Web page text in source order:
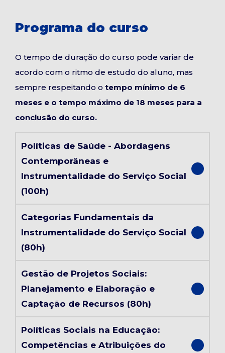
Programa do curso
O tempo de duração do curso pode variar de
acordo com o ritmo de estudo do aluno, mas
sempre respeitando o tempo mínimo de 6
meses e o tempo máximo de 18 meses para a
conclusão do curso.
Políticas de Saúde - Abordagens
Contemporâneas e
Instrumentalidade do Serviço Social
(100h)
Categorias Fundamentais da
Instrumentalidade do Serviço Social
(80h)
Gestão de Projetos Sociais:
Planejamento e Elaboração e
Captação de Recursos (80h)
Políticas Sociais na Educação:
Competências e Atribuições do